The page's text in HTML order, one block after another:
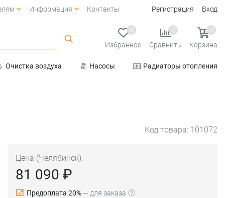
Очистка воздуха Насосы
Радиаторы отопления
0
Избранное
0
Сравнить
0
Корзина
Информация Контакты Регистрация Вход
Код товара: 101072
Цена (Челябинск):
81 090 ₽
Предоплата 20% — для заказа